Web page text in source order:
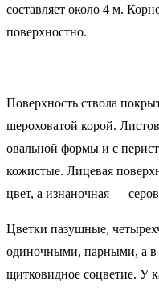
составляет около 4 м.
поверхностно.
Поверхность ствола
шероховатой корой.
овальной формы и с
кожистые. Лицевая
цвет, а изнаночная ―
Цветки пазушные,
одиночными, парными, а в
щитковидное соцветие. У